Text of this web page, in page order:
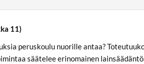
11)
peruskoulu nuorille antaa?
säätelee erinomainen